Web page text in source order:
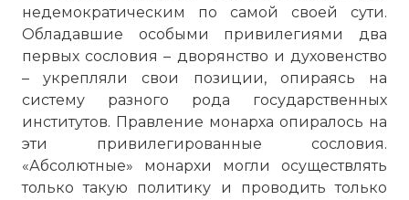
недемократическим по самой своей сути.
Обладавшие особыми привилегиями два
первых сословия – дворянство и духовенство
– укрепляли свои позиции, опираясь на
систему разного рода государственных
институтов. Правление монарха опиралось на
эти привилегированные сословия.
«Абсолютные» монархи могли осуществлять
только такую политику и проводить только